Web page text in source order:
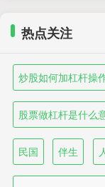
热点关注
炒股如何加杠杆操
股票做杠杆是什么
民国 伴生